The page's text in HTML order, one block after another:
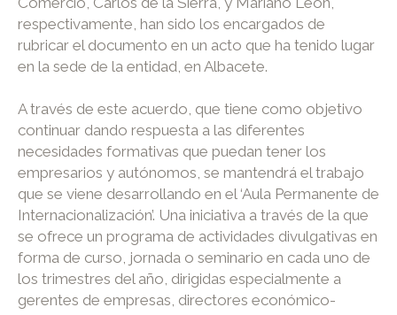
respectivamente, han sido los encargados de
rubricar el documento en un acto que ha tenido lugar
en la sede de la entidad, en Albacete.
A través de este acuerdo, que tiene como objetivo
continuar dando respuesta a las diferentes
necesidades formativas que puedan tener los
empresarios y autónomos, se mantendrá el trabajo
que se viene desarrollando en el ‘Aula Permanente de
Internacionalización’. Una iniciativa a través de la que
se ofrece un programa de actividades divulgativas en
forma de curso, jornada o seminario en cada uno de
los trimestres del año, dirigidas especialmente a
gerentes de empresas, directores económico-